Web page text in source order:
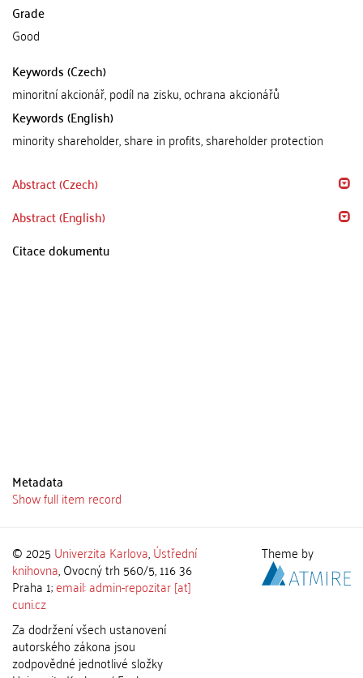
Grade
Good
Keywords (Czech)
minoritní akcionář, podíl na zisku, ochrana akcionářů
Keywords (English)
minority shareholder, share in profits, shareholder protection
Abstract (Czech)
Abstract (English)
Citace dokumentu
Metadata
Show full item record
© 2025 Univerzita Karlova,Ústřední
knihovna, Ovocný trh 560/5, 116 36
Praha 1;email: admin-repozitar [at]
cuni.cz
Za dodržení všech ustanovení
autorského zákona jsou
zodpovědné jednotlivé složky
Theme by